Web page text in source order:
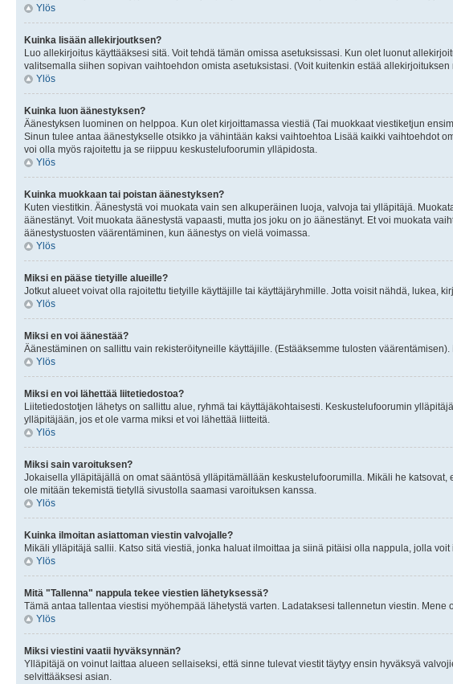
Ylös
Kuinka lisään allekirjoutksen?
Luo allekirjoitus käyttääksesi sitä. Voit tehdä tämän omissa asetuksissasi. Kun olet luonut
valitsemalla siihen sopivan vaihtoehdon omista asetuksistasi. (Voit kuitenkin estää
Ylös
Kuinka luon äänestyksen?
Äänestyksen luominen on helppoa. Kun olet kirjoittamassa viestiä (Tai muokkaat viestiketjun
Sinun tulee antaa äänestykselle otsikko ja vähintään kaksi vaihtoehtoa Lisää kaikki vaihtoehdot
voi olla myös rajoitettu ja se riippuu keskustelufoorumin ylläpidosta.
Ylös
Kuinka muokkaan tai poistan äänestyksen?
Kuten viestitkin. Äänestystä voi muokata vain sen alkuperäinen luoja, valvoja tai ylläpitäjä.
äänestänyt. Voit muokata äänestystä vapaasti, mutta jos joku on jo äänestänyt. Et voi muokata
äänestystuosten väärentäminen, kun äänestys on vielä voimassa.
Ylös
Miksi en pääse tietyille alueille?
Jotkut alueet voivat olla rajoitettu tietyille käyttäjille tai käyttäjäryhmille. Jotta voisit nähdä, lukea,
Ylös
Miksi en voi äänestää?
Äänestäminen on sallittu vain rekisteröityneille käyttäjille. (Estääksemme tulosten
Ylös
Miksi en voi lähettää liitetiedostoa?
Liitetiedostotjen lähetys on sallittu alue, ryhmä tai käyttäjäkohtaisesti. Keskustelufoorumin
ylläpitäjään, jos et ole varma miksi et voi lähettää liitteitä.
Ylös
Miksi sain varoituksen?
Jokaisella ylläpitäjällä on omat sääntösä ylläpitämällään keskustelufoorumilla. Mikäli he
ole mitään tekemistä tietyllä sivustolla saamasi varoituksen kanssa.
Ylös
Kuinka ilmoitan asiattoman viestin valvojalle?
Mikäli ylläpitäjä sallii. Katso sitä viestiä, jonka haluat ilmoittaa ja siinä pitäisi olla nappula, jolla
Ylös
Mitä "Tallenna" nappula tekee viestien lähetyksessä?
Tämä antaa tallentaa viestisi myöhempää lähetystä varten. Ladataksesi tallennetun viestin. Mene
Ylös
Miksi viestini vaatii hyväksynnän?
Ylläpitäjä on voinut laittaa alueen sellaiseksi, että sinne tulevat viestit täytyy ensin hyväksyä
selvittääksesi asian.